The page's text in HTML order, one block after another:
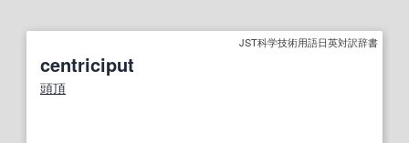
JST科学技術用語日英対訳辞書
centriciput
頭頂